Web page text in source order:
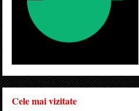
Cele mai vizitate